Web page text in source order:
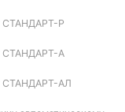
СТАНДАРТ-Р
СТАНДАРТ-А
СТАНДАРТ-АЛ